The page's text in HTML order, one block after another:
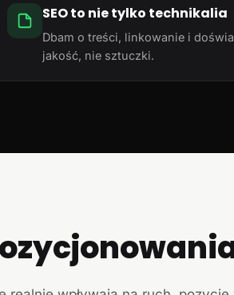
SEO to nie tylko technikalia
Dbam o treści, linkowanie i
jakość, nie sztuczki.